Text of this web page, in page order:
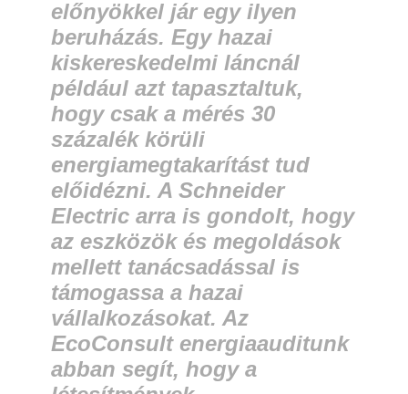
előnyökkel jár egy ilyen
beruházás. Egy hazai
kiskereskedelmi láncnál
például azt tapasztaltuk,
hogy csak a mérés 30
százalék körüli
energiamegtakarítást tud
előidézni. A Schneider
Electric arra is gondolt, hogy
az eszközök és megoldások
mellett tanácsadással is
támogassa a hazai
vállalkozásokat. Az
EcoConsult energiaauditunk
abban segít, hogy a